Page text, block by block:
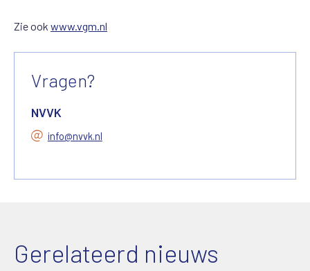
Zie ook www.vgm.nl
Vragen?
NVVK
info@nvvk.nl
Gerelateerd nieuws